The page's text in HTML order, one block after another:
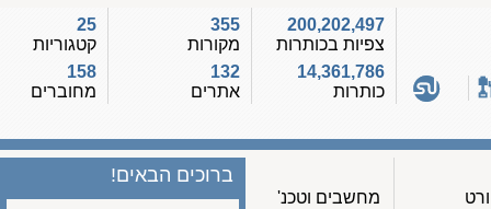
200,202,497
צפיות בכותרות
14,361,786
כותרות
355
מקורות
132
אתרים
קטגוריות
158
מחוברים
מחשבים וטכנ'
ברוכים הבאים!